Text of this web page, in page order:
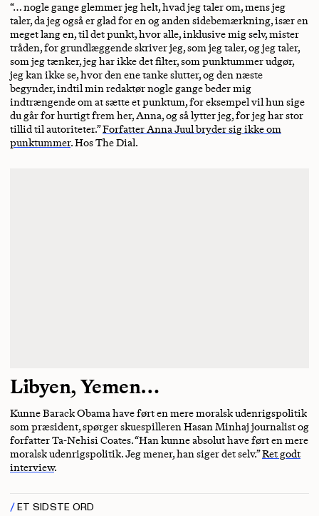
“… nogle gange glemmer jeg helt, hvad jeg taler om, mens jeg
taler, da jeg også er glad for en og anden sidebemærkning, især en
meget lang en, til det punkt, hvor alle, inklusive mig selv, mister
tråden, for grundlæggende skriver jeg, som jeg taler, og jeg taler,
som jeg tænker, jeg har ikke det filter, som punktummer udgør,
jeg kan ikke se, hvor den ene tanke slutter, og den næste
begynder, indtil min redaktør nogle gange beder mig
indtrængende om at sætte et punktum, for eksempel vil hun sige
du går for hurtigt frem her, Anna, og så lytter jeg, for jeg har stor
tillid til autoriteter.”Forfatter Anna Juul bryder sig ikke om
punktummer. Hos The Dial.
Libyen, Yemen…
Kunne Barack Obama have ført en mere moralsk udenrigspolitik
som præsident, spørger skuespilleren Hasan Minhaj journalist og
forfatter Ta-Nehisi Coates. “Han kunne absolut have ført en mere
moralsk udenrigspolitik. Jeg mener, han siger det selv.”Ret godt
interview.
ET SIDSTE ORD